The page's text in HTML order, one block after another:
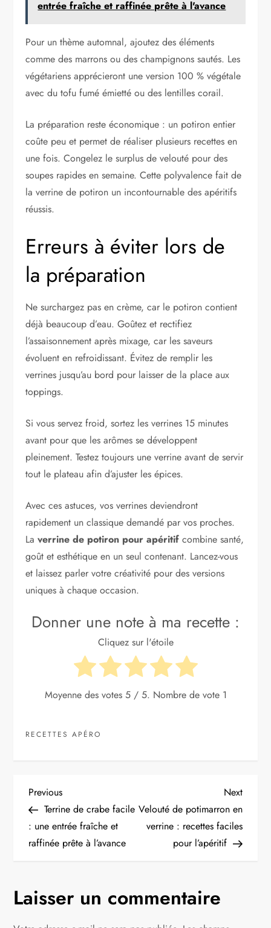
entrée fraîche et raffinée prête à l'avance
Pour un thème automnal, ajoutez des éléments
comme des marrons ou des champignons sautés. Les
végétariens apprécieront une version 100 % végétale
avec du tofu fumé émietté ou des lentilles corail.
La préparation reste économique : un potiron entier
coûte peu et permet de réaliser plusieurs recettes en
une fois. Congelez le surplus de velouté pour des
soupes rapides en semaine. Cette polyvalence fait de
la verrine de potiron un incontournable des apéritifs
réussis.
Erreurs à éviter lors de
la préparation
Ne surchargez pas en crème, car le potiron contient
déjà beaucoup d’eau. Goûtez et rectifiez
l’assaisonnement après mixage, car les saveurs
évoluent en refroidissant. Évitez de remplir les
verrines jusqu’au bord pour laisser de la place aux
toppings.
Si vous servez froid, sortez les verrines 15 minutes
avant pour que les arômes se développent
pleinement. Testez toujours une verrine avant de servir
tout le plateau afin d’ajuster les épices.
Avec ces astuces, vos verrines deviendront
rapidement un classique demandé par vos proches.
Laverrine de potiron pour apéritif combine santé,
goût et esthétique en un seul contenant. Lancez-vous
et laissez parler votre créativité pour des versions
uniques à chaque occasion.
Donner une note à ma recette :
Cliquez sur l'étoile
Moyenne des votes 5/ 5. Nombre de vote 1
RECETTES APÉRO
N
a
v
g
Previous
Post
Previous
Terrine de crabe facile
: une entrée fraîche et
raffinée prête à l’avance
Next
Post
Next
Velouté de potimarron en
verrine : recettes faciles
pour l’apéritif
Laisser un commentaire